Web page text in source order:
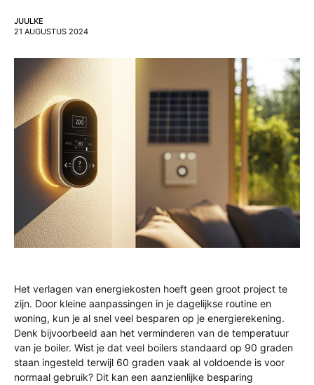
JUULKE
21 AUGUSTUS 2024
Het verlagen van energiekosten hoeft geen groot project te
zijn. Door kleine aanpassingen in je dagelijkse routine en
woning, kun je al snel veel besparen op je energierekening.
Denk bijvoorbeeld aan het verminderen van de temperatuur
van je boiler. Wist je dat veel boilers standaard op 90 graden
staan ingesteld terwijl 60 graden vaak al voldoende is voor
normaal gebruik? Dit kan een aanzienlijke besparing